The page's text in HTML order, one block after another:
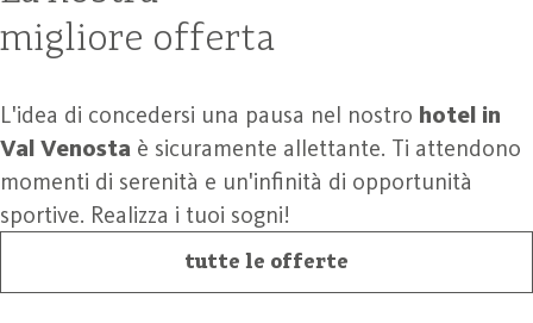
migliore offerta
L'idea di concedersi una pausa nel nostro hotel in
Val Venosta è sicuramente allettante. Ti attendono
momenti di serenità e un'infinità di opportunità
sportive. Realizza i tuoi sogni!
tutte le offerte